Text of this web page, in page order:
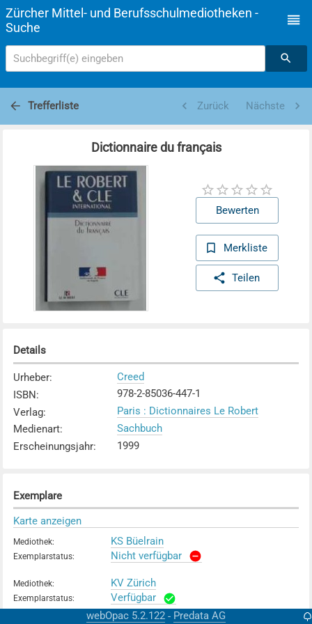
Zürcher Mittel- und Berufsschulmediotheken -
Suche
Suchbegriff(e) eingeben
Trefferliste Zurück Nächste
Dictionnaire du français
Bewerten
Merkliste
Teilen
Details
Urheber:
Creed
ISBN:
978-2-85036-447-1
Verlag:
Paris : Dictionnaires Le Robert
Medienart:
Sachbuch
Erscheinungsjahr: 1999
Exemplare
Karte anzeigen
Mediothek: KS Büelrain
Exemplarstatus: Nicht verfügbar
Mediothek: KV Zürich
Exemplarstatus:
Verfügbar
webOpac 5.2.122 - Predata AG